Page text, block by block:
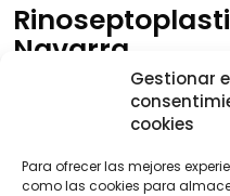
Gestionar
cookies
Para ofrecer las mejores
como las cookies para
Navarra
Pamplona,Navarra ,
opciones de
deseen someterse a
buscar clínicas y
rinoseptoplastia en la